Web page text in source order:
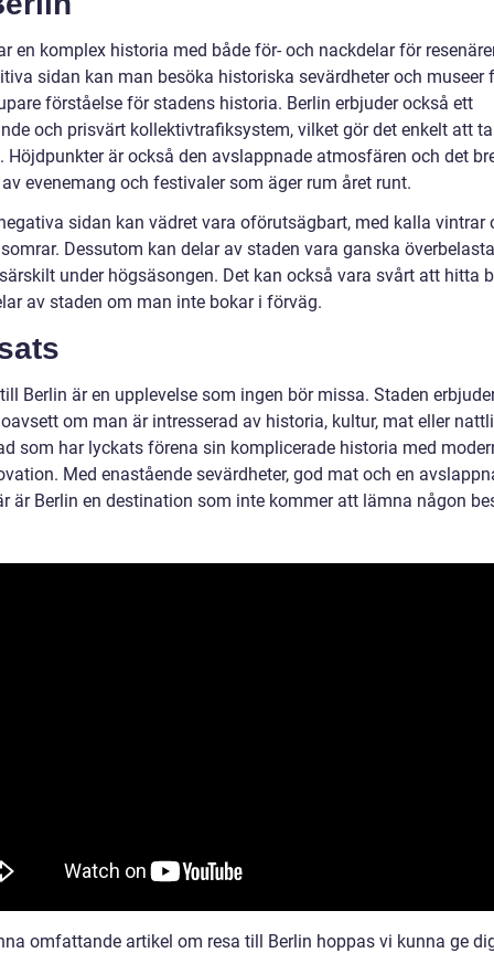
en komplex historia med både för- och nackdelar för
sidan kan man besöka historiska sevärdheter och museer
förståelse för stadens historia. Berlin erbjuder också ett
och prisvärt kollektivtrafiksystem, vilket gör det enkelt att
Höjdpunkter är också den avslappnade atmosfären och det
evenemang och festivaler som äger rum året runt.
sidan kan vädret vara oförutsägbart, med kalla vintrar
Dessutom kan delar av staden vara ganska
under högsäsongen. Det kan också vara svårt att hitta
av staden om man inte bokar i förväg.
Berlin är en upplevelse som ingen bör missa. Staden
om man är intresserad av historia, kultur, mat eller
som har lyckats förena sin komplicerade historia med
Med enastående sevärdheter, god mat och en
är Berlin en destination som inte kommer att lämna någon
omfattande artikel om resa till Berlin hoppas vi kunna ge